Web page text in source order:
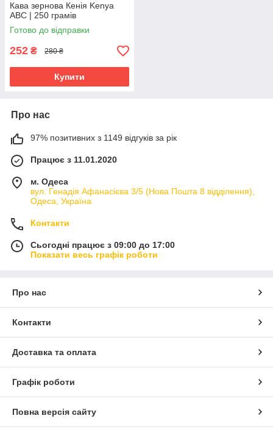
Кава зернова Кенія Kenya
ABC | 250 грамів
Готово до відправки
252 ₴ 280 ₴
Купити
Про нас
97% позитивних з 1149 відгуків за рік
Працює з 11.01.2020
м. Одеса
вул. Генадія Афанасієва 3/5 (Нова Пошта 8 відділення),
Одеса, Україна
Контакти
Сьогодні працює з 09:00 до 17:00
Показати весь графік роботи
Про нас
Контакти
Доставка та оплата
Графік роботи
Повна версія сайту